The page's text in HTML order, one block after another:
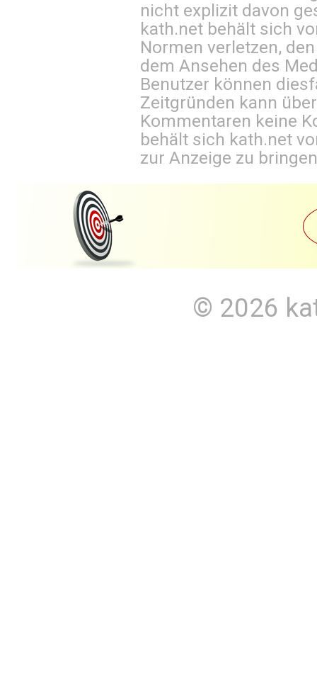
nicht explizit davon
kath.net behält sich
Normen verletzen,
dem Ansehen des
Benutzer können
Zeitgründen kann
Kommentaren keine
behält sich kath.net
zur Anzeige zu
© 2026